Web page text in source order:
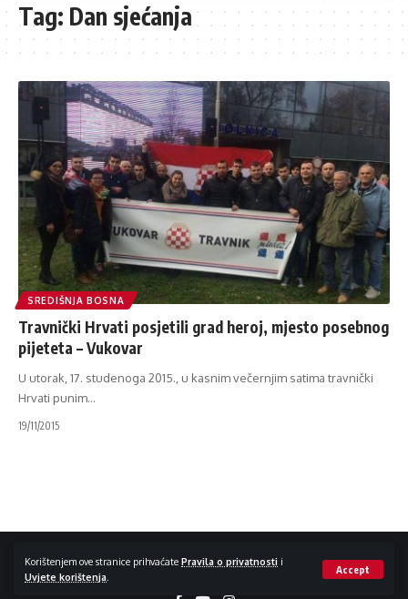
Korištenjem ove stranice prihvaćate Pravila o privatnosti i
Uvjete korištenja
Accept
Tag: Dan sjećanja
SREDIŠNJA BOSNA
Travnički Hrvati posjetili grad heroj, mjesto posebnog
pijeteta – Vukovar
U utorak, 17. studenoga 2015., u kasnim večernjim satima travnički
Hrvati punim…
19/11/2015